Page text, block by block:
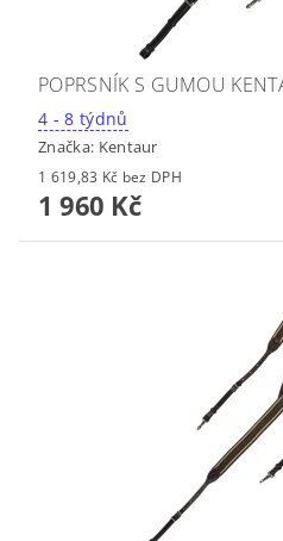
POPRSNÍK S GUMOU
4 - 8 týdnů
Značka: Kentaur
1 619,83 Kč bez DPH
1 960 Kč